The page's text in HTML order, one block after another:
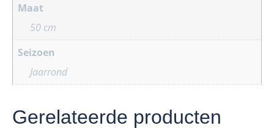
Maat
50 cm
Seizoen
Jaarrond
Gerelateerde producten